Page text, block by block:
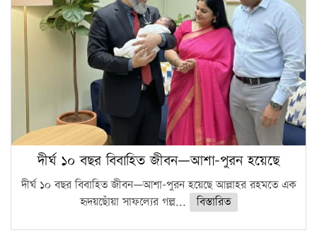
দীর্ঘ ১০ বছর বিবাহিত জীবন—আশা-পুরন হয়েছে
দীর্ঘ ১০ বছর বিবাহিত জীবন—আশা-পুরন হয়েছে আল্লাহর রহমতে এক
হৃদয়ছোঁয়া সাফল্যের গল্প...
বিস্তারিত